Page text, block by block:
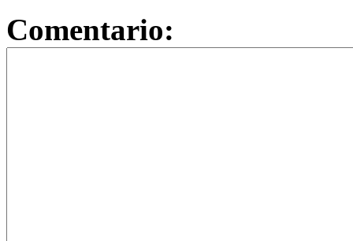
Comentario: